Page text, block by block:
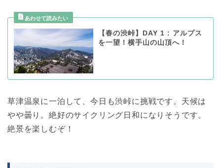
【春の渋峠】DAY 1 : アルプス
を一望！横手山の山頂へ！
草津温泉に一泊して、今日も渋峠に挑戦です。天候は
やや曇り。絶好のサイクリング日和になりそうです。
絶景を楽しむぞ！